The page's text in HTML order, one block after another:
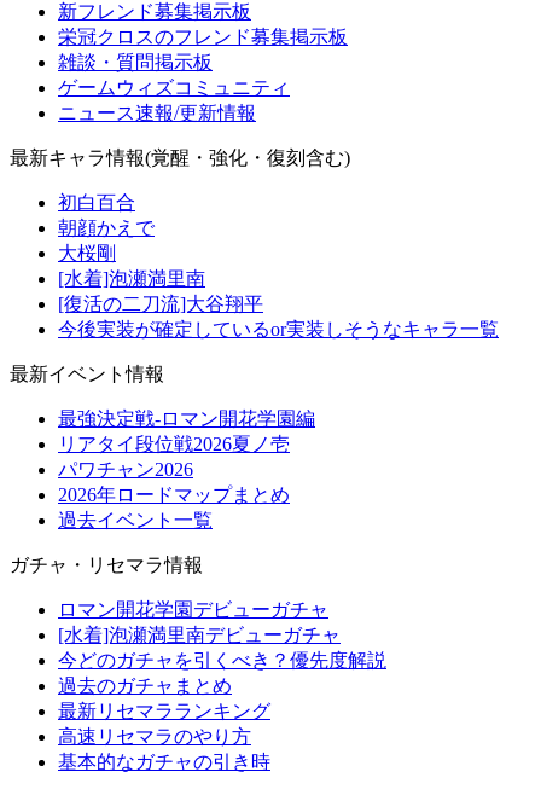
新フレンド募集掲示板
栄冠クロスのフレンド募集掲示板
雑談・質問掲示板
ゲームウィズコミュニティ
ニュース速報/更新情報
最新キャラ情報(覚醒・強化・復刻含む)
初白百合
朝顔かえで
大桜剛
[水着]泡瀬満里南
[復活の二刀流]大谷翔平
今後実装が確定しているor実装しそうなキャラ一覧
最新イベント情報
最強決定戦-ロマン開花学園編
リアタイ段位戦2026夏ノ壱
パワチャン2026
2026年ロードマップまとめ
過去イベント一覧
ガチャ・リセマラ情報
ロマン開花学園デビューガチャ
[水着]泡瀬満里南デビューガチャ
今どのガチャを引くべき？優先度解説
過去のガチャまとめ
最新リセマラランキング
高速リセマラのやり方
基本的なガチャの引き時